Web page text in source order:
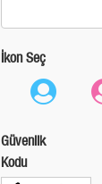
İkon Seç
Güvenlik
Kodu